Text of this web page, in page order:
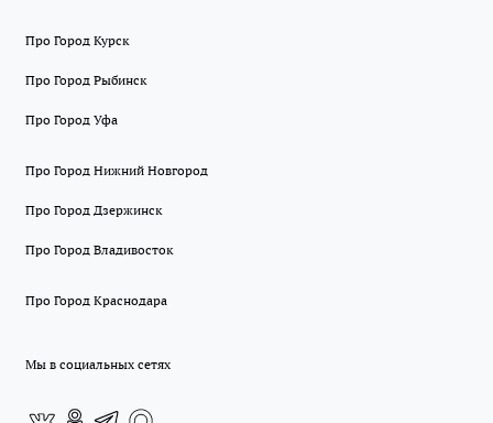
Про Город Курск
Про Город Рыбинск
Про Город Уфа
Про Город Нижний Новгород
Про Город Дзержинск
Про Город Владивосток
Про Город Краснодара
Мы в социальных сетях